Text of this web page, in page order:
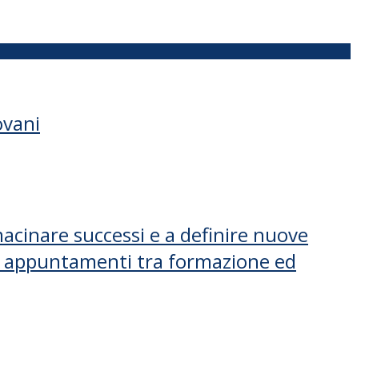
successi e a definire nuove
tra formazione ed